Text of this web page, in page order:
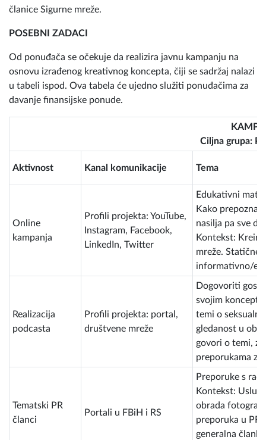
članice Sigurne mreže.
POSEBNI ZADACI
Od ponuđača se očekuje da realizira javnu kampanju na
osnovu izrađenog kreativnog koncepta, čiji se sadržaj nalazi
u tabeli ispod. Ova tabela će ujedno služiti ponuđačima za
davanje finansijske ponude.
Ciljna grupa:
Aktivnost Kanal komunikacije Tema
Online
kampanja
Profili projekta: YouTube,
Instagram, Facebook,
LinkedIn, Twitter
Edukativni
Kako
nasilja pa sve
Kontekst:
mreže. Statične
informativno/
Realizacija
podcasta
Profili projekta: portal,
društvene mreže
Dogovoriti
svojim
temi o
gledanost u oba
govori o temi,
preporukama za
Tematski PR
članci
Portali u FBiH i RS
Preporuke s
Kontekst:
obrada
preporuka u PR
generalna